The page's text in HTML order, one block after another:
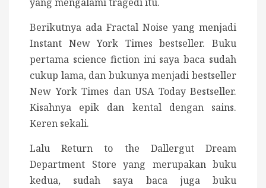
Berikutnya ada Fractal Noise yang menjadi
Instant New York Times bestseller. Buku
pertama science fiction ini saya baca sudah
cukup lama, dan bukunya menjadi bestseller
New York Times dan USA Today Bestseller.
Kisahnya epik dan kental dengan sains.
Keren sekali.
Lalu Return to the Dallergut Dream
Department Store yang merupakan buku
kedua, sudah saya baca juga buku